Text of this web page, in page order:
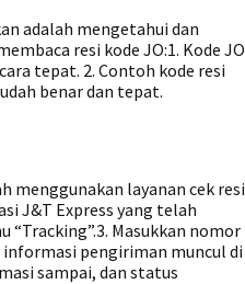
adalah mengetahui dan
resi kode JO:1. Kode JO
tepat. 2. Contoh kode resi
benar dan tepat.
menggunakan layanan cek resi
J&T Express yang telah
“Tracking”.3. Masukkan nomor
informasi pengiriman muncul di
sampai, dan status